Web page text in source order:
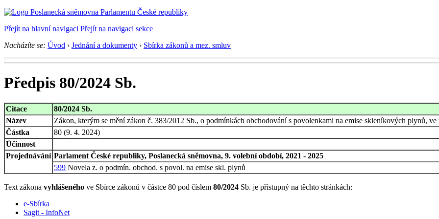
Přejít na hlavní navigaci Přejít na navigaci sekce
Nacházíte se: Úvod › Jednání a dokumenty › Sbírka zákonů a mez. smluv
Předpis 80/2024 Sb.
Citace
80/2024 Sb.
Název
Zákon, kterým se mění zákon č. 383/2012 Sb., o podmínkách obchodování s povolenkami na emise skleníkových plynů, ve
Částka
80 (9. 4. 2024)
Účinnost
Projednávání Parlament České republiky, Poslanecká sněmovna, 9. volební období, 2021 - 2025
599 Novela z. o podmín. obchod. s povol. na emise skl. plynů
Text zákona vyhlášeného ve Sbírce zákonů v částce 80 pod číslem 80/2024 Sb. je přístupný na těchto stránkách:
e-Sbírka
Sagit - InfoNet